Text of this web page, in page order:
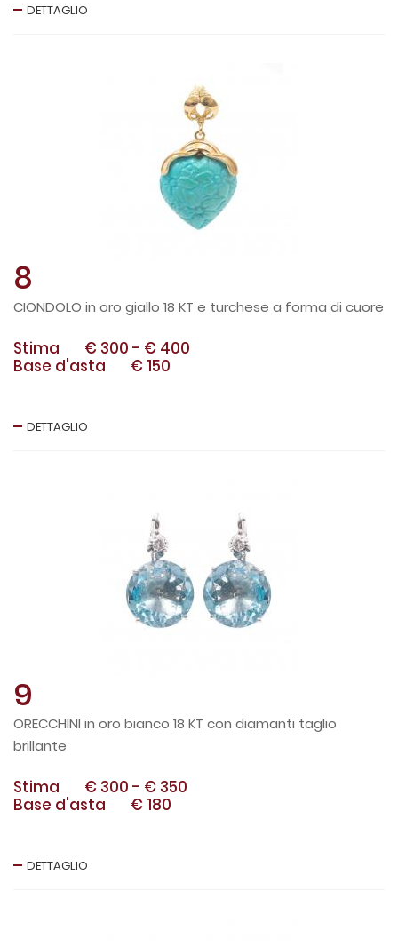
DETTAGLIO
8
CIONDOLO in oro giallo 18 KT e turchese a forma di cuore
Stima € 300 - € 400
Base d'asta
€ 150
DETTAGLIO
9
ORECCHINI in oro bianco 18 KT con diamanti taglio
brillante
Stima € 300 - € 350
Base d'asta
€ 180
DETTAGLIO